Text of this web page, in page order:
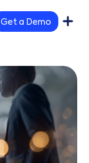
Get a Demo